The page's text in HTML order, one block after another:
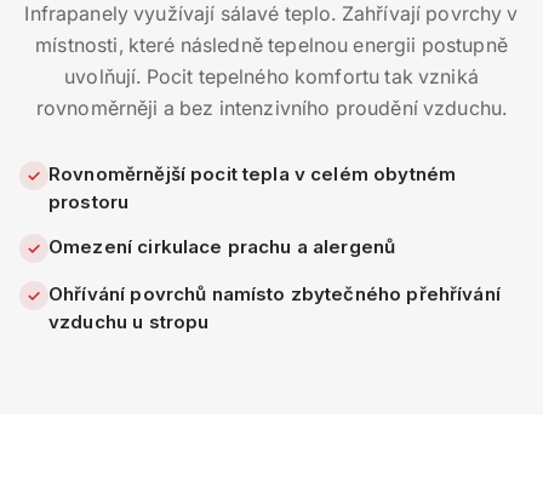
Infrapanely využívají sálavé teplo. Zahřívají povrchy v
místnosti, které následně tepelnou energii postupně
uvolňují. Pocit tepelného komfortu tak vzniká
rovnoměrněji a bez intenzivního proudění vzduchu.
✓ Rovnoměrnější pocit tepla v celém obytném
prostoru
✓ Omezení cirkulace prachu a alergenů
✓ Ohřívání povrchů namísto zbytečného přehřívání
vzduchu u stropu